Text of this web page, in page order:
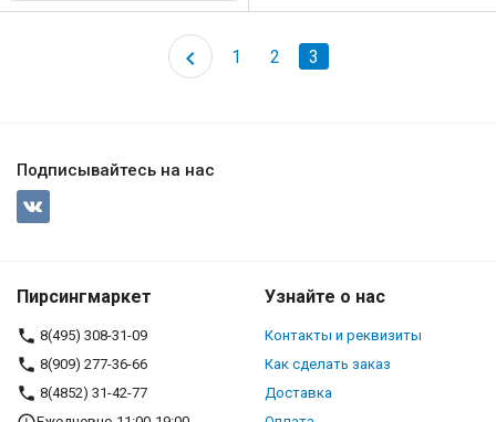
1 2 3
Подписывайтесь на нас
Пирсингмаркет
8(495) 308-31-09
8(909) 277-36-66
8(4852) 31-42-77
Узнайте о нас
Контакты и реквизиты
Как сделать заказ
Доставка